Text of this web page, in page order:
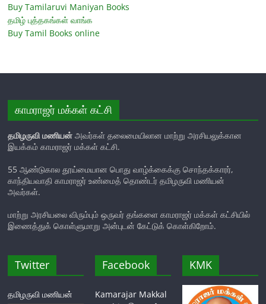
Buy Tamilaruvi Maniyan Books
தமிழ் புத்தகங்கள் வாங்க
Buy Tamil Books online
காமராஜர் மக்கள் கட்சி
தமிழருவி மணியன் அவர்கள் தலைமையிலான மாற்று அரசியலுக்கான
இயக்கம் காமராஜர் மக்கள் கட்சி.
55 ஆண்டுகால தூய்மையான பொது வாழ்க்கைக்கு சொந்தக்காரர்,
காந்தியவாதி காமராஜர் உண்மைத் தொண்டர் தமிழருவி மணியன்
அவர்கள்.
மாற்று அரசியலை விரும்பும் ஒருவர் தங்களை காமராஜர் மக்கள் கட்சியில்
இணைத்துக் கொள்ளுமாறு அன்புடன் கேட்டுக் கொள்கிறோம்.
Twitter
தமிழருவி மணியன்
Facebook
Kamarajar Makkal
KMK